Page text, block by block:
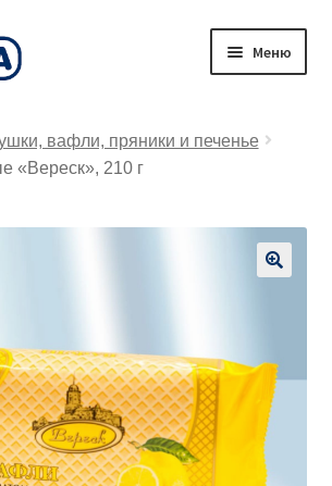
Меню
вафли, пряники и печенье
«Вереск», 210 г